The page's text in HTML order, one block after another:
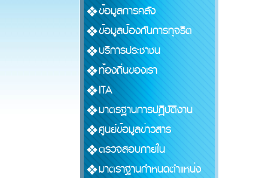
ข้อมูลการคลัง
ข้อมูลป้องกันการทุจริต
บริการประชาชน
ท้องถิ่นของเรา
ITA
มาตรฐานการปฏิบัติงาน
ศูนย์ข้อมูลข่าวสาร
ตรวจสอบภายใน
มาตราฐานกำหนดตำแหน่ง